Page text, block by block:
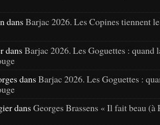
dans Barjac 2026. Les Copines tiennent
dans Barjac 2026. Les Goguettes : quand
dans Barjac 2026. Les Goguettes :
dans Georges Brassens « Il fait beau (à